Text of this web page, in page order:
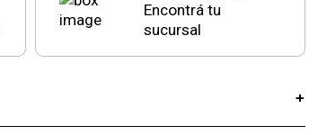
Encontrá tu
sucursal